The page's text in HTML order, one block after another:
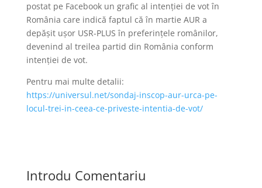
postat pe Facebook un grafic al intenţiei de vot în
România care indică faptul că în martie AUR a
depăşit uşor USR-PLUS în preferinţele românilor,
devenind al treilea partid din România conform
intenţiei de vot.
Pentru mai multe detalii:
https://universul.net/sondaj-inscop-aur-urca-pe-
locul-trei-in-ceea-ce-priveste-intentia-de-vot/
Introdu Comentariu